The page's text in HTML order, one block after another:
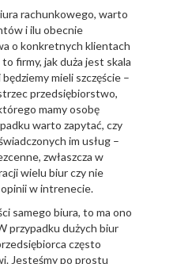
rachunkowego, warto
i ilu obecnie
o konkretnych klientach
firmy, jak duża jest skala
mieli szczęście –
przedsiębiorstwo,
mamy osobę
warto zapytać, czy
im usług –
zwłaszcza w
wielu biur czy nie
w intrenecie.
samego biura, to ma ono
przypadku dużych biur
często
Jesteśmy po prostu